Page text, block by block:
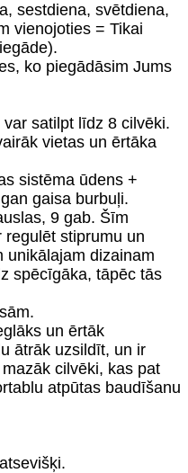
sestdiena, svētdiena,
vienojoties = Tikai
ko piegādāsim Jums
satilpt līdz 8 cilvēki.
vietas un ērtāka
sistēma ūdens +
gaisa burbuļi.
9 gab. Šīm
stiprumu un
unikālajam dizainam
spēcīgāka, tāpēc tās
un ērtāk
ātrāk uzsildīt, un ir
cilvēki, kas pat
atpūtas baudīšanu